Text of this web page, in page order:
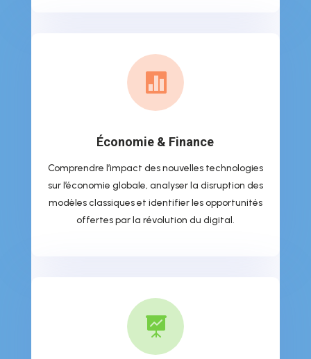

Économie & Finance
Comprendre l’impact des nouvelles technologies
sur l’économie globale, analyser la disruption des
modèles classiques et identifier les opportunités
offertes par la révolution du digital.
